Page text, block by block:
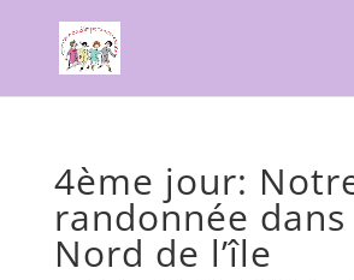
4ème jour:
randonnée
Nord de l’île